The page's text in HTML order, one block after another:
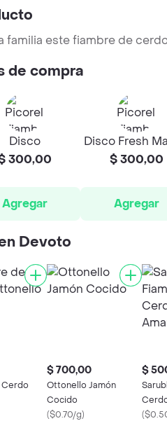
familia este fiambre de
de compra
Disco
300,00
Agregar
Disco Fresh
$ 300,00
Agregar
Devoto
Cerdo
$ 700,00
Ottonello Jamón
Cocido
($0.70/g)
$
(